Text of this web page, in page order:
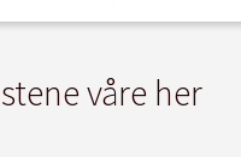
våre her